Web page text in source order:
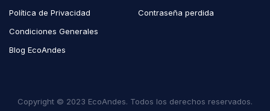
Política de Privacidad
Condiciones Generales
Blog EcoAndes
Contraseña perdida
Copyright © 2023 EcoAndes. Todos los derechos reservados.